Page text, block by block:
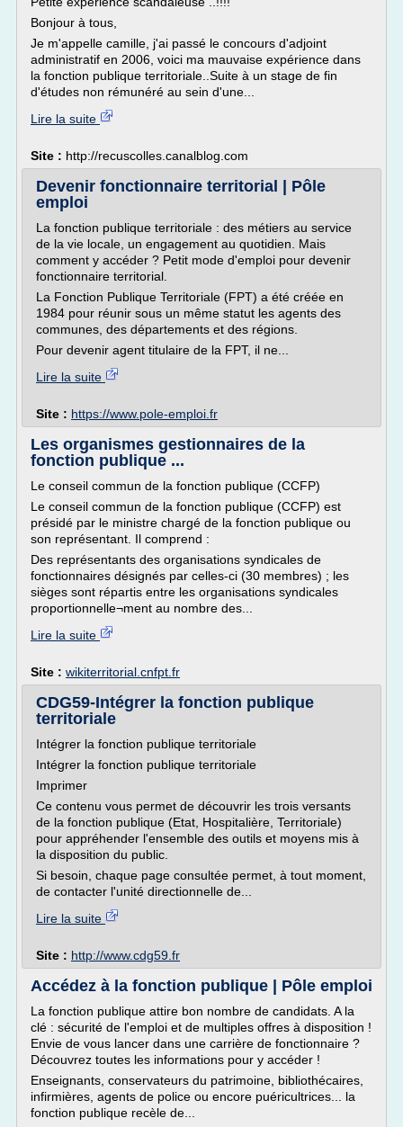
Bonjour à tous,
Je m'appelle camille, j'ai passé le concours d'adjoint
administratif en 2006, voici ma mauvaise expérience dans
la fonction publique territoriale..Suite à un stage de fin
d'études non rémunéré au sein d'une...
Lire la suite
Site : http://recuscolles.canalblog.com
Devenir fonctionnaire territorial | Pôle
emploi
La fonction publique territoriale : des métiers au service
de la vie locale, un engagement au quotidien. Mais
comment y accéder ? Petit mode d'emploi pour devenir
fonctionnaire territorial.
La Fonction Publique Territoriale (FPT) a été créée en
1984 pour réunir sous un même statut les agents des
communes, des départements et des régions.
Pour devenir agent titulaire de la FPT, il ne...
Lire la suite
Site : https://www.pole-emploi.fr
Les organismes gestionnaires de la
fonction publique ...
Le conseil commun de la fonction publique (CCFP)
Le conseil commun de la fonction publique (CCFP) est
présidé par le ministre chargé de la fonction publique ou
son représentant. Il comprend :
Des représentants des organisations syndicales de
fonctionnaires désignés par celles-ci (30 membres) ; les
sièges sont répartis entre les organisations syndicales
proportionnelle¬ment au nombre des...
Lire la suite
Site : wikiterritorial.cnfpt.fr
CDG59-Intégrer la fonction publique
territoriale
Intégrer la fonction publique territoriale
Intégrer la fonction publique territoriale
Imprimer
Ce contenu vous permet de découvrir les trois versants
de la fonction publique (Etat, Hospitalière, Territoriale)
pour appréhender l'ensemble des outils et moyens mis à
la disposition du public.
Si besoin, chaque page consultée permet, à tout moment,
de contacter l'unité directionnelle de...
Lire la suite
Site : http://www.cdg59.fr
Accédez à la fonction publique | Pôle emploi
La fonction publique attire bon nombre de candidats. A la
clé : sécurité de l'emploi et de multiples offres à disposition !
Envie de vous lancer dans une carrière de fonctionnaire ?
Découvrez toutes les informations pour y accéder !
Enseignants, conservateurs du patrimoine, bibliothécaires,
infirmières, agents de police ou encore puéricultrices... la
fonction publique recèle de...